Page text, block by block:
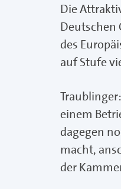
Die
Deutschen
des
auf Stufe
einem
dagegen
macht,
der